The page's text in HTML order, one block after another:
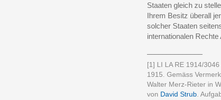
Staaten gleich zu
Ihrem Besitz überall
solcher Staaten
internationalen
[1] LI LA RE 1914/
1915. Gemäss
Walter Merz-Rieter in
von David Strub.